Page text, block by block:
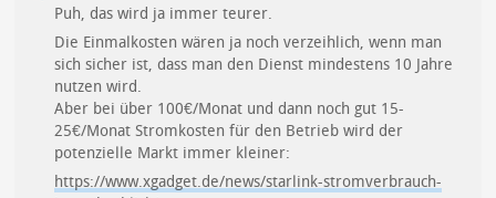
Puh, das wird ja immer teurer.
Die Einmalkosten wären ja noch verzeihlich, wenn man
sich sicher ist, dass man den Dienst mindestens 10 Jahre
nutzen wird.
Aber bei über 100€/Monat und dann noch gut 15-
25€/Monat Stromkosten für den Betrieb wird der
potenzielle Markt immer kleiner:
https://www.xgadget.de/news/starlink-stromverbrauch-